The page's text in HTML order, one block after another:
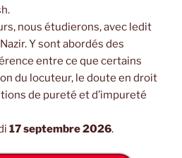
nous étudierons, avec ledit
Y sont abordés des
entre ce que certains
du locuteur, le doute en droit
de pureté et d’impureté
17 septembre 2026.